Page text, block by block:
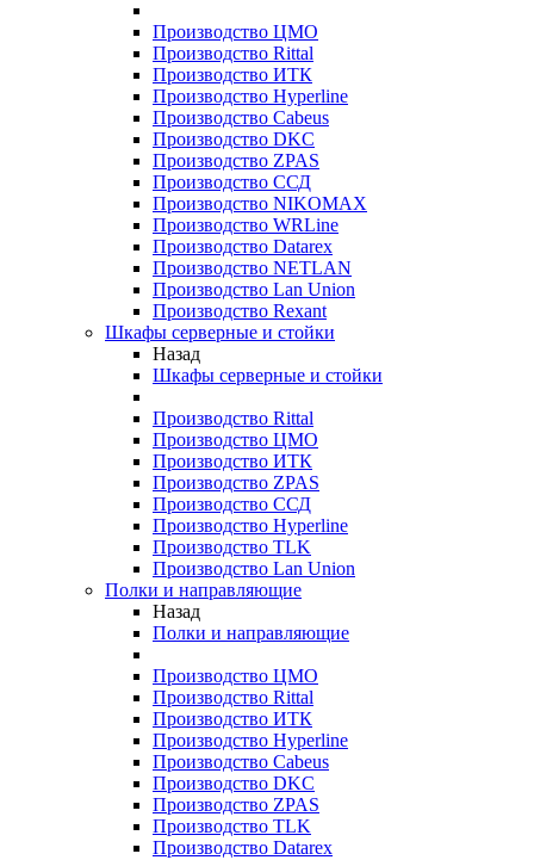
Производство ЦМО
Производство Rittal
Производство ИТК
Производство Hyperline
Производство Cabeus
Производство DKC
Производство ZPAS
Производство ССД
Производство NIKOMAX
Производство WRLine
Производство Datarex
Производство NETLAN
Производство Lan Union
Производство Rexant
Шкафы серверные и стойки
Назад
Шкафы серверные и стойки
Производство Rittal
Производство ЦМО
Производство ИТК
Производство ZPAS
Производство ССД
Производство Hyperline
Производство TLK
Производство Lan Union
Полки и направляющие
Назад
Полки и направляющие
Производство ЦМО
Производство Rittal
Производство ИТК
Производство Hyperline
Производство Cabeus
Производство DKC
Производство ZPAS
Производство TLK
Производство Datarex